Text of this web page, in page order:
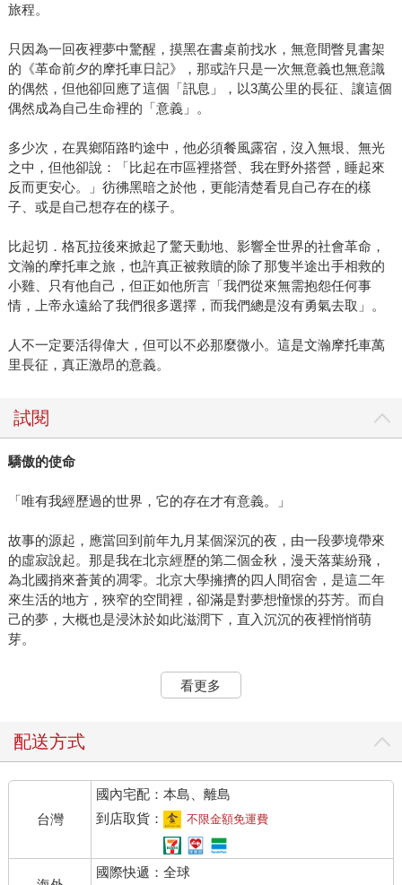
旅程。
只因為一回夜裡夢中驚醒，摸黑在書桌前找水，無意間瞥見書架
的《革命前夕的摩托車日記》，那或許只是一次無意義也無意識
的偶然，但他卻回應了這個「訊息」，以3萬公里的長征、讓這個
偶然成為自己生命裡的「意義」。
多少次，在異鄉陌路旳途中，他必須餐風露宿，沒入無垠、無光
之中，但他卻說：「比起在巿區裡搭營、我在野外搭營，睡起來
反而更安心。」彷彿黑暗之於他，更能清楚看見自己存在的樣
子、或是自己想存在的樣子。
比起切．格瓦拉後來掀起了驚天動地、影響全世界的社會革命，
文瀚的摩托車之旅，也許真正被救贖的除了那隻半途出手相救的
小雞、只有他自己，但正如他所言「我們從來無需抱怨任何事
情，上帝永遠給了我們很多選擇，而我們總是沒有勇氣去取」。
人不一定要活得偉大，但可以不必那麼微小。這是文瀚摩托車萬
里長征，真正激昂的意義。
試閱
驕傲的使命
「唯有我經歷過的世界，它的存在才有意義。」
故事的源起，應當回到前年九月某個深沉的夜，由一段夢境帶來
的虛寂說起。那是我在北京經歷的第二個金秋，漫天落葉紛飛，
為北國捎來蒼黃的凋零。北京大學擁擠的四人間宿舍，是這二年
來生活的地方，狹窄的空間裡，卻滿是對夢想憧憬的芬芳。而自
己的夢，大概也是浸沐於如此滋潤下，直入沉沉的夜裡悄悄萌
芽。
夢境，一堵灰黑色的水泥石牆聳立，牆面漆色斑剝透露出歲月的
沉積，它的存在好似為了隔絕某種聯繫。而我，距離牆面五公
速度當中。裡頭能稱得上色彩的，大概僅有黑白交染相錯時的幽
空靈。這場從頭到尾虛無的夢境，透露出內容空白的荒誕，似乎
也凝結了目前的人生縮影。除了盲目地拔腿奔往未知的遠方，甚
至對於牆後一無所知的世界，存在一種未曾經歷的恐懼。
醒於唇乾舌燥之後，我摸著幽暗的宿舍房沿，爬往床邊書桌找
水。房門頂端，格網狀透氣孔間隙，廊燈疲乏微弱的光線依稀鑽
看更多
配送方式
台灣
國內宅配：本島、離島
到店取貨：
不限金額免運費
國際快遞：全球